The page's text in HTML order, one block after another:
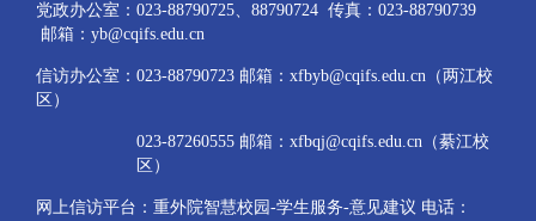
党政办公室：023-88790725、88790724 传真：023-88790739
邮箱：yb@cqifs.edu.cn
信访办公室：023-88790723 邮箱：xfbyb@cqifs.edu.cn（两江校
区）
023-87260555 邮箱：xfbqj@cqifs.edu.cn（綦江校
区）
网上信访平台：重外院智慧校园-学生服务-意见建议 电话：